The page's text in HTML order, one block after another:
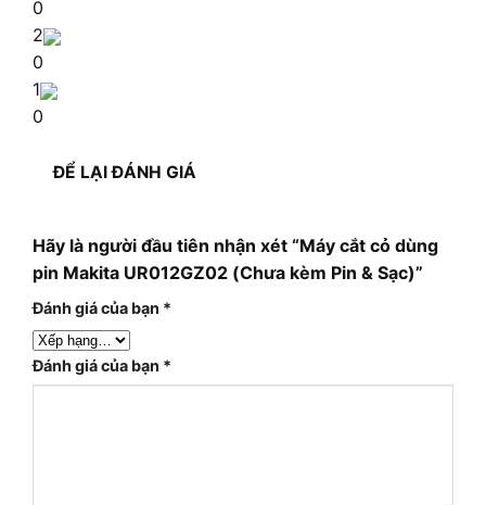
0
2
0
1
0
ĐỂ LẠI ĐÁNH GIÁ
Hãy là người đầu tiên nhận xét “Máy cắt cỏ dùng
pin Makita UR012GZ02 (Chưa kèm Pin & Sạc)”
Đánh giá của bạn *
Đánh giá của bạn *